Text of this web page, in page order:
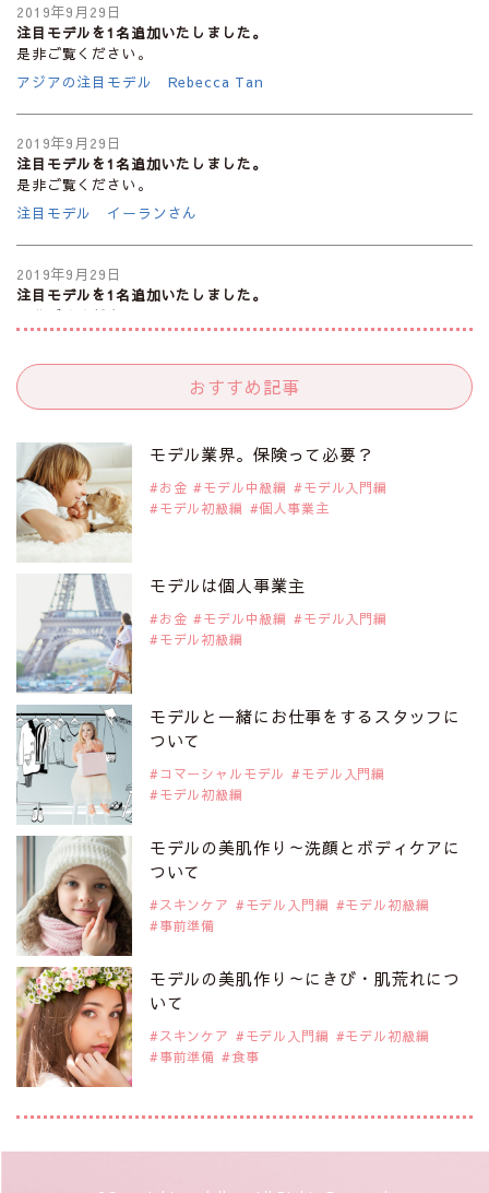
2019年9月29日
注目モデルを1名追加いたしました。
是非ご覧ください。
アジアの注目モデル Rebecca Tan
2019年9月29日
注目モデルを1名追加いたしました。
是非ご覧ください。
注目モデル イーランさん
2019年9月29日
注目モデルを1名追加いたしました。
是非ご覧ください。
2019年9月29日
是非ご覧ください。
注目モデル カーラ・デルヴィーニュ
2019年9月29日
是非ご覧ください。
注目モデル 松川 来海さん
2019年9月29日
注目モデルを1名追加いたしました。
是非ご覧ください。
注目モデル 中条あやみさん
2019年9月29日
注目モデルを1名追加いたしました。
是非ご覧ください。
注目モデル 水原佑果さん
2019年9月29日
注目モデルを1名追加いたしました。
是非ご覧ください。
注目モデル CHIHARUさん
2019年9月29日
注目モデルを1名追加いたしました。
おすすめ記事
モデル業界。保険って必要？
お金 モデル中級編
モデル入門編
モデル初級編
個人事業主
モデルは個人事業主
お金 モデル中級編
モデル入門編
モデル初級編
モデルと一緒にお仕事をするスタッフに
ついて
コマーシャルモデル
モデル入門編
モデル初級編
モデルの美肌作り～洗顔とボディケアに
ついて
スキンケア モデル入門編
モデル初級編
事前準備
モデルの美肌作り～にきび・肌荒れにつ
いて
スキンケア モデル入門編
モデル初級編
事前準備
食事